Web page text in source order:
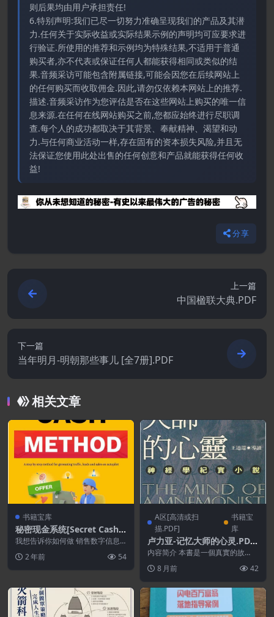
则后果均由用户承担责任!
6.特别声明:我们已尽一切努力准确呈现我们的产品及其潜
力.任何关于实际收益或实际结果示例的声明均可应要求进
行验证.所使用的推荐和示例均为特殊结果,不适用于普通
购买者,亦不代表或保证任何人都能获得相同或类似的结
果.音频采访可能包含附属链接,可能会因您在后续网站上
的任何购买而收取佣金.因此,请勿仅依赖本网站上的推荐.
描述.音频采访作为您评估是否在这些网站上购买的唯一信
息来源.在任何在线网站购买之前,您都应始终进行尽职调
查.每个人的成功都取决于其背景、奉献精神、渴望和动
力.与任何商业活动一样,存在固有的资本损失风险,并且无
法保证您使用此处出售的任何创意和产品就能获得任何收
益!
分享
上一篇
中国楹联大典.PDF
下一篇
当年明月-明朝那些事儿 [全7册].PDF
相关文章
书籍宝库
秘密现金系统[Secret Cash S
ystem]
我想告诉你如何做 销售数字信息
2 年前 54
A区[高清或扫
描.PDF]
书籍宝
库
卢力亚-记忆大师的心灵.PDF
[繁体版]
内容简介 本書是一個真實的故
人，擁有驚人的記憶力，...
8 月前 42